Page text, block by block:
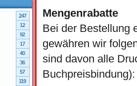
Mengenrabatte
Bei der Bestellung
gewähren wir
sind davon alle
Buchpreisbindung):
247
12
92
17
40
36
57
119